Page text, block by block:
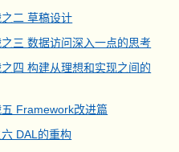
二 草稿设计
三 数据访问深入一点的思考
四 构建从理想和实现之间的
Framework改进篇
DAL的重构